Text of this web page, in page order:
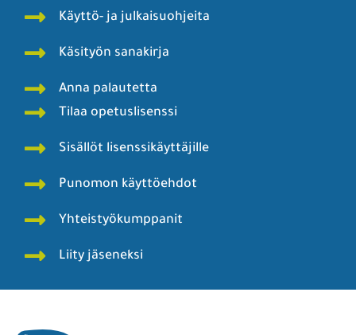
Käyttö- ja julkaisuohjeita
Käsityön sanakirja
Anna palautetta
Tilaa opetuslisenssi
Sisällöt lisenssikäyttäjille
Punomon käyttöehdot
Yhteistyökumppanit
Liity jäseneksi